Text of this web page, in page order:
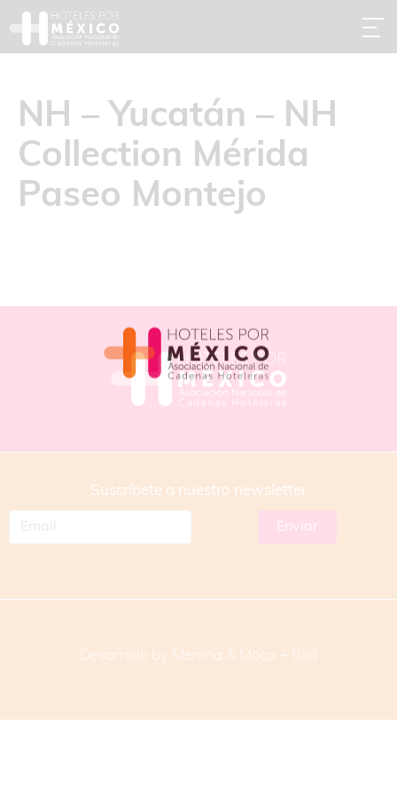
NH – Yucatán – NH
Collection Mérida
Paseo Montejo
Suscríbete a nuestro newsletter
Desarrollo by Menina & Moca + Bild